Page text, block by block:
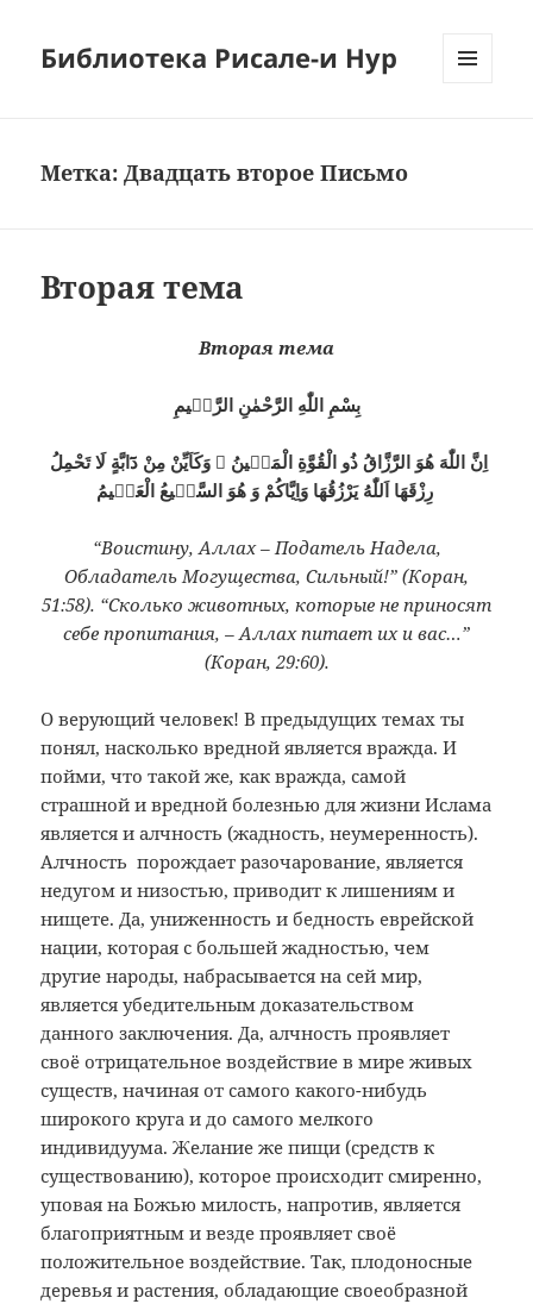
Библиотека Рисале-и Нур
Метка:Двадцать второе Письмо
Вторая тема
Вторая тема
بِسْمِ اللّٰهِ الرَّحْمٰنِ الرَّحٖيمِ
رِزْقَهَا اَللّٰهُ يَرْزُقُهَا وَاِيَّاكُمْ وَ هُوَ السَّمٖيعُ الْعَلٖيمُ
“Воистину, Аллах – Податель Надела,
Обладатель Могущества, Сильный!” (Коран,
51:58). “Сколько животных, которые не приносят
себе пропитания, – Аллах питает их и вас…”
(Коран, 29:60).
О верующий человек! В предыдущих темах ты
понял, насколько вредной является вражда. И
пойми, что такой же, как вражда, самой
страшной и вредной болезнью для жизни Ислама
является и алчность (жадность, неумеренность).
Алчность порождает разочарование, является
недугом и низостью, приводит к лишениям и
нищете. Да, униженность и бедность еврейской
нации, которая с большей жадностью, чем
другие народы, набрасывается на сей мир,
является убедительным доказательством
данного заключения. Да, алчность проявляет
своё отрицательное воздействие в мире живых
существ, начиная от самого какого-нибудь
широкого круга и до самого мелкого
индивидуума. Желание же пищи (средств к
существованию), которое происходит смиренно,
уповая на Божью милость, напротив, является
благоприятным и везде проявляет своё
положительное воздействие. Так, плодоносные
деревья и растения, обладающие своеобразной